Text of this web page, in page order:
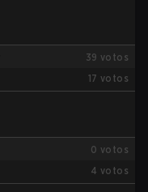
39 votos
17 votos
0 votos
4 votos